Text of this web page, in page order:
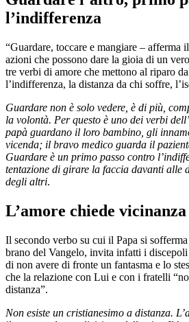
l’indifferenza
“Guardare, toccare e mangiare – afferma
azioni che possono dare la gioia di un
tre verbi di amore che mettono al riparo
l’indifferenza, la distanza da chi soffre,
Guardare non è solo vedere, è di più,
la volontà. Per questo è uno dei verbi
papà guardano il loro bambino, gli
vicenda; il bravo medico guarda il
Guardare è un primo passo contro
tentazione di girare la faccia davanti alle
degli altri.
L’amore chiede vicinanza
Il secondo verbo su cui il Papa si
brano del Vangelo, invita infatti i discepoli
di non avere di fronte un fantasma e lo
che la relazione con Lui e con i fratelli
distanza”.
Non esiste un cristianesimo a distanza.